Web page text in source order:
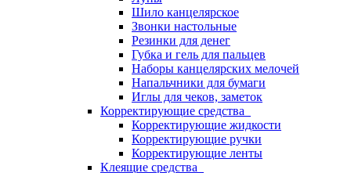
Шило канцелярское
Звонки настольные
Резинки для денег
Губка и гель для пальцев
Наборы канцелярских мелочей
Напальчники для бумаги
Иглы для чеков, заметок
Корректирующие средства
Корректирующие жидкости
Корректирующие ручки
Корректирующие ленты
Клеящие средства